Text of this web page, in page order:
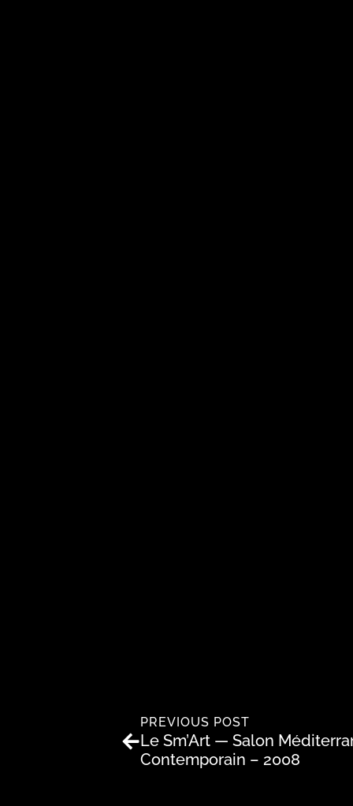
PREVIOUS POST
Le Sm’Art — Salon
Contemporain – 2008